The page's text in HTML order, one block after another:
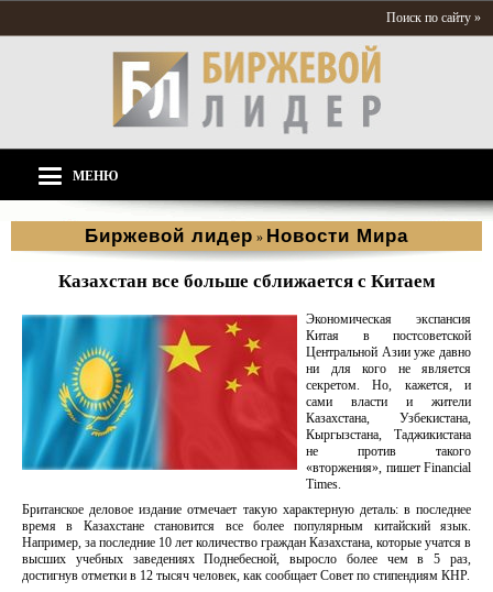
Поиск по сайту »
МЕНЮ
Биржевой лидер » Новости Мира
Казахстан все больше сближается с Китаем
Экономическая экспансия
Китая в постсоветской
Центральной Азии уже давно
ни для кого не является
секретом. Но, кажется, и
сами власти и жители
Казахстана, Узбекистана,
Кыргызстана, Таджикистана
не против такого
«вторжения», пишет Financial
Times.
Британское деловое издание отмечает такую характерную деталь: в последнее
время в Казахстане становится все более популярным китайский язык.
Например, за последние 10 лет количество граждан Казахстана, которые учатся в
высших учебных заведениях Поднебесной, выросло более чем в 5 раз,
достигнув отметки в 12 тысяч человек, как сообщает Совет по стипендиям КНР.